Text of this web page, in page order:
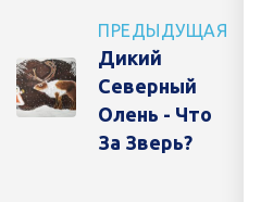
ПРЕДЫДУЩАЯ
Дикий
Северный
Олень - Что
За Зверь?